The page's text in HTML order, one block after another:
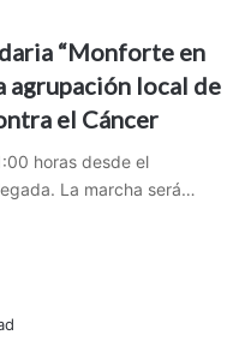
“Monforte en
agrupación local de
el Cáncer
horas desde el
La marcha será…